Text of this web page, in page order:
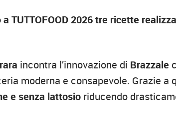
TUTTOFOOD 2026 tre ricette
incontra l’innovazione di Brazzale
moderna e consapevole. Grazie a
e senza lattosio riducendo